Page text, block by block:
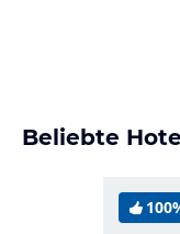
Beliebte